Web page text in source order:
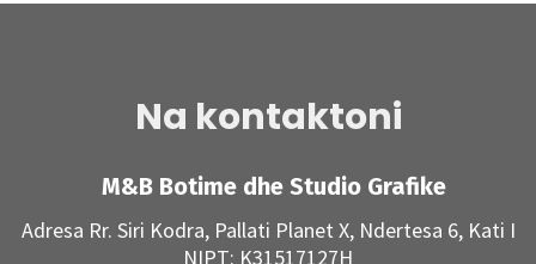
Na kontaktoni
M&B Botime dhe Studio Grafike
Adresa Rr. Siri Kodra, Pallati Planet X, Ndertesa 6, Kati I
NIPT: K31517127H